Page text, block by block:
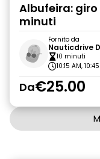
Albufeira:
minuti
Fornito da
Nauticdrive
10 minuti
10:15 AM,
Da€25.00